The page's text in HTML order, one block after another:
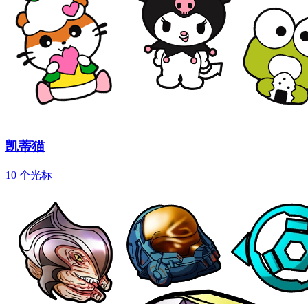
凯蒂猫
10 个光标